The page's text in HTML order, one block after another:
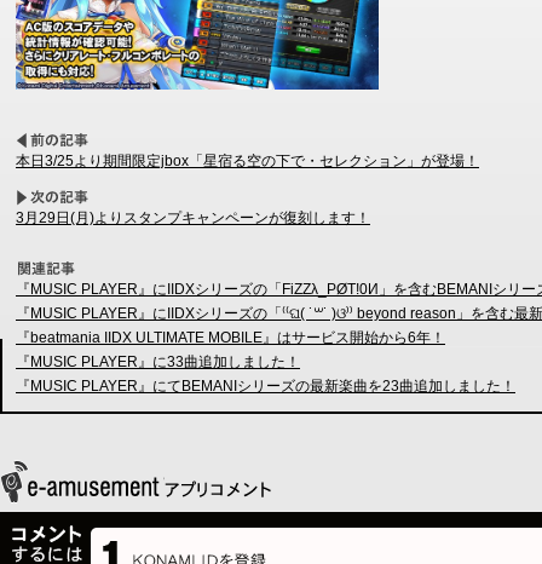
本日3/25より期間限定jbox「星宿る空の下で・セレクション」が登場！
3月29日(月)よりスタンプキャンペーンが復刻します！
『MUSIC PLAYER』にIIDXシリーズの「FiZZλ_PØT!0И」を含むBEMANIシリ
『MUSIC PLAYER』にIIDXシリーズの「⁽⁽ଘ( ˙꒳˙ )ଓ⁾⁾ beyond reason」を含む
『beatmania IIDX ULTIMATE MOBILE』はサービス開始から6年！
『MUSIC PLAYER』に33曲追加しました！
『MUSIC PLAYER』にてBEMANIシリーズの最新楽曲を23曲追加しました！